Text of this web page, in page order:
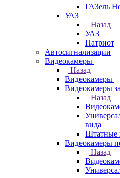
ГАЗель
УАЗ
Назад
УАЗ
Патриот
Автосигнализации
Видеокамеры
Назад
Видеокамеры
Видеокамеры
Назад
вида
Штатные
Видеокамеры
Назад